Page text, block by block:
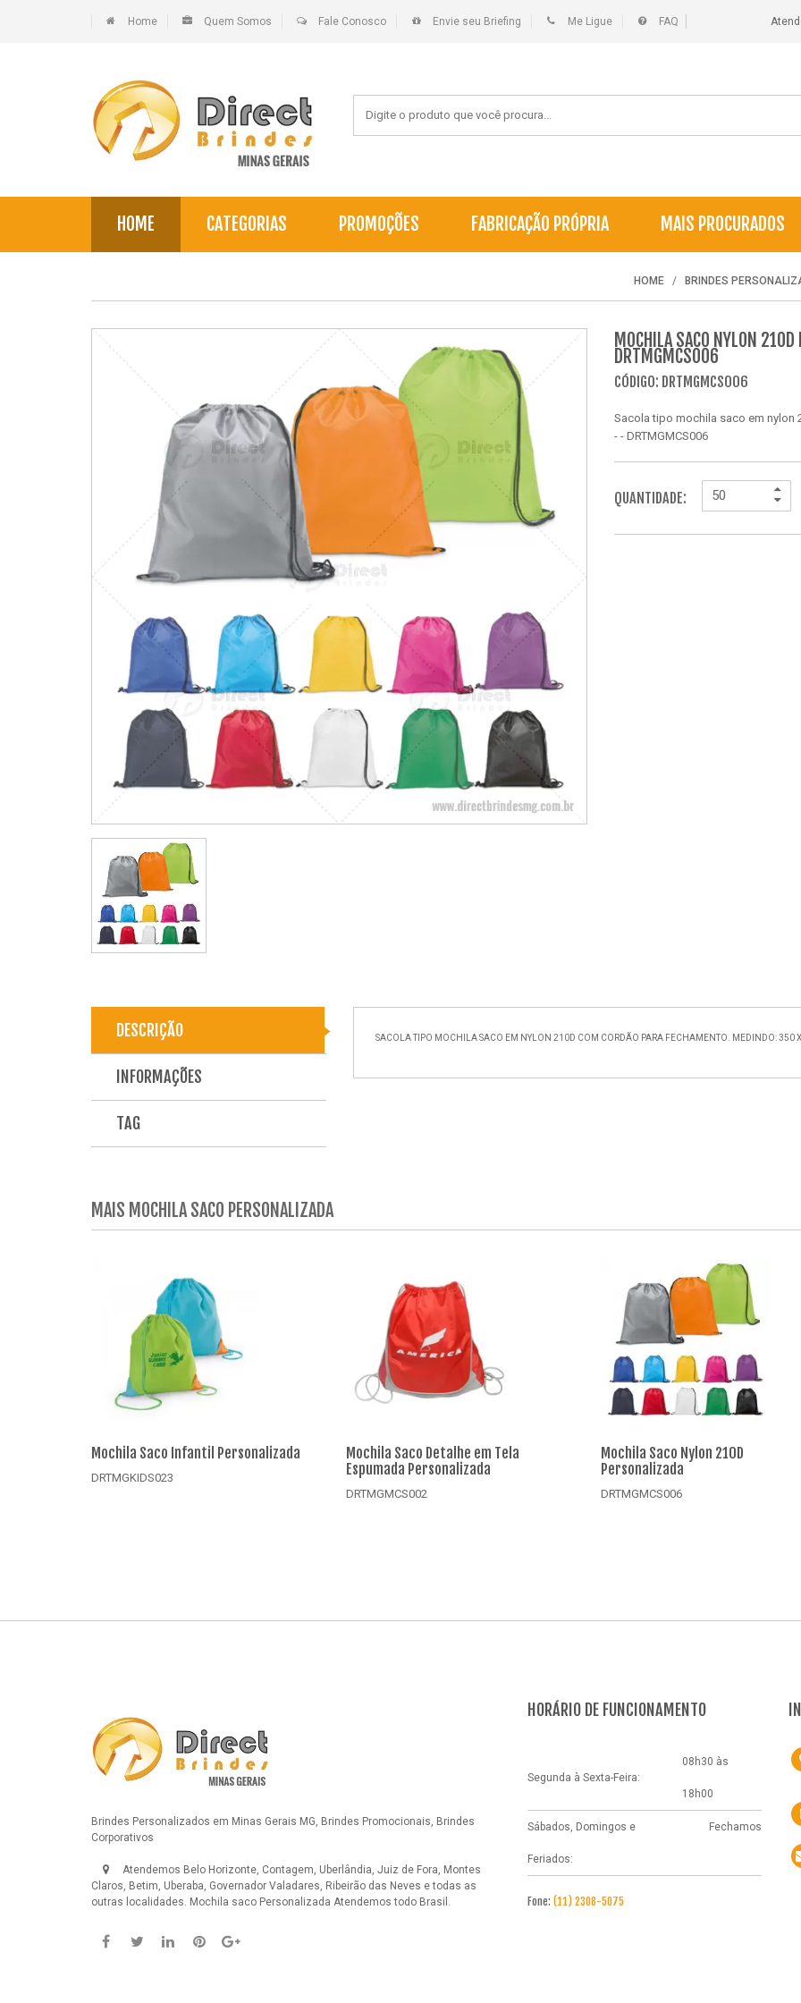
Home Quem Somos Fale Conosco Envie seu Briefing Me Ligue FAQ
HOME CATEGORIAS PROMOÇÕES FABRICAÇÃO PRÓPRIA MAIS PROCURADOS
HOME BRINDES
MOCHILA SACO NYLON
DRTMGMCS006
CÓDIGO: DRTMGMCS006
Sacola tipo mochila saco em nylon
- - DRTMGMCS006
QUANTIDADE:
DESCRIÇÃO
INFORMAÇÕES
TAG
SACOLA TIPO MOCHILA SACO EM NYLON 210D COM CORDÃO PARA FECHAMENTO. MEDINDO: 350
MAIS MOCHILA SACO PERSONALIZADA
Mochila Saco Infantil Personalizada
DRTMGKIDS023
Mochila Saco Detalhe em Tela
Espumada Personalizada
DRTMGMCS002
Mochila Saco Nylon 210D
Personalizada
DRTMGMCS006
Brindes Personalizados em Minas Gerais MG, Brindes Promocionais, Brindes
Corporativos
Atendemos Belo Horizonte, Contagem, Uberlândia, Juiz de Fora, Montes
Claros, Betim, Uberaba, Governador Valadares, Ribeirão das Neves e todas as
outras localidades. Mochila saco Personalizada Atendemos todo Brasil.
HORÁRIO DE FUNCIONAMENTO
Segunda à Sexta-Feira:
08h30 às
18h00
Sábados, Domingos e
Feriados:
Fechamos
Fone: (11) 2308-5075